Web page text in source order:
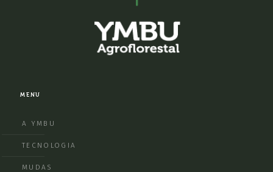
MENU
A YMBU
TECNOLOGIA
MUDAS